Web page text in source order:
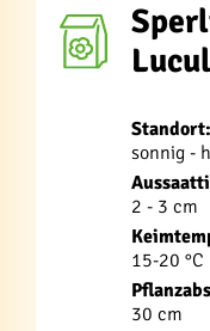
Standort:
sonnig -
2 - 3 cm
15-20 °C
30 cm